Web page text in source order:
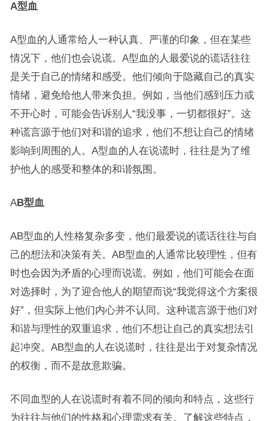
A型血
A型血的人通常给人一种认真、严谨的印象，但在某些
情况下，他们也会说谎。A型血的人最爱说的谎话往往
是关于自己的情绪和感受。他们倾向于隐藏自己的真实
情绪，避免给他人带来负担。例如，当他们感到压力或
不开心时，可能会告诉别人“我没事，一切都很好”。这
种谎言源于他们对和谐的追求，他们不想让自己的情绪
影响到周围的人。A型血的人在说谎时，往往是为了维
护他人的感受和整体的和谐氛围。
AB型血
AB型血的人性格复杂多变，他们最爱说的谎话往往与自
己的想法和决策有关。AB型血的人通常比较理性，但有
时也会因为矛盾的心理而说谎。例如，他们可能会在面
对选择时，为了迎合他人的期望而说“我觉得这个方案很
好”，但实际上他们内心并不认同。这种谎言源于他们对
和谐与理性的双重追求，他们不想让自己的真实想法引
起冲突。AB型血的人在说谎时，往往是出于对复杂情况
的权衡，而不是故意欺骗。
不同血型的人在说谎时有着不同的倾向和特点，这些行
为往往与他们的性格和心理需求有关。了解这些特点，